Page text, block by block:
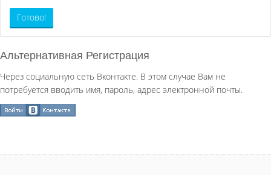
Готово!
Альтернативная Регистрация
Через социальную сеть Вконтакте. В этом случае Вам не
потребуется вводить имя, пароль, адрес электронной почты.